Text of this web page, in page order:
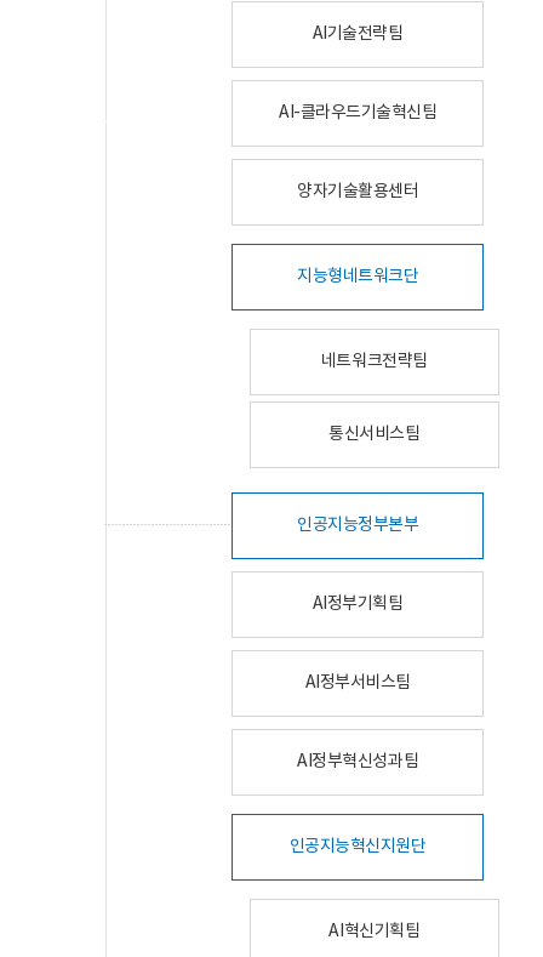
AI기술전략팀
AI-클라우드기술혁신팀
양자기술활용센터
지능형네트워크단
네트워크전략팀
통신서비스팀
인공지능정부본부
AI정부기획팀
AI정부서비스팀
AI정부혁신성과팀
인공지능혁신지원단
AI혁신기획팀